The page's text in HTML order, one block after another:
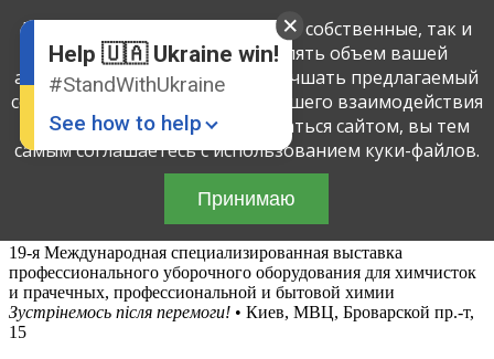
English
Russian
Ukrainian
19-я Международная специализированная выставка
профессионального уборочного оборудования для химчисток
и прачечных, профессиональной и бытовой химии
Зустрінемось після перемоги! • Киев, МВЦ, Броварской пр.-т,
15
Help 🇺🇦 Ukraine win!
#StandWithUkraine
See how to help
Мы применяем куки-файлы, как собственные, так и
третьих лиц, чтобы определять объем вашей
активности на этом сайте и улучшать предлагаемый
сервис посредством анализа вашего взаимодействия
с сайтом. Продолжая пользоваться сайтом, вы тем
самым соглашаетесь с использованием куки-файлов.
Принимаю